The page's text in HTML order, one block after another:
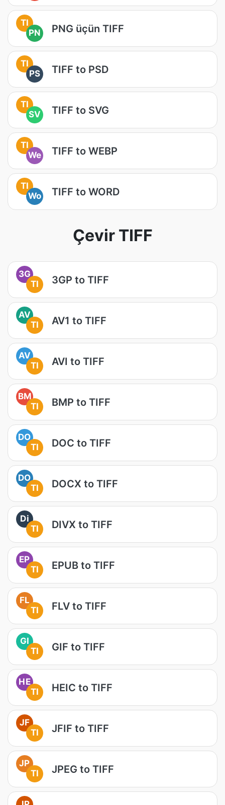
TI
PN
PNG üçün TIFF
TI
PS
TIFF to PSD
TI
SV
TIFF to SVG
TI
We
TIFF to WEBP
TI
Wo
TIFF to WORD
Çevir TIFF
3G
TI
3GP to TIFF
AV
TI
AV1 to TIFF
AV
TI
AVI to TIFF
BM
TI
BMP to TIFF
DO
TI
DOC to TIFF
DO
TI
DOCX to TIFF
Di
TI
DIVX to TIFF
EP
TI
EPUB to TIFF
FL
TI
FLV to TIFF
GI
TI
GIF to TIFF
HE
TI
HEIC to TIFF
JF
TI
JFIF to TIFF
JP
TI
JPEG to TIFF